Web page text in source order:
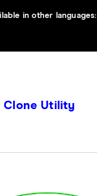
in other languages:
Clone Utility